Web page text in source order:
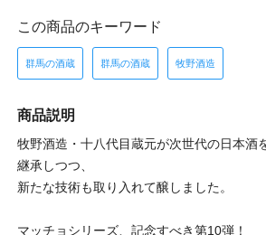
この商品のキーワード
群馬の酒蔵 群馬の酒蔵 牧野酒造
商品説明
牧野酒造・十八代目蔵元が次世代の日本酒
継承しつつ、
新たな技術も取り入れて醸しました。
マッチョシリーズ、記念すべき第10弾！